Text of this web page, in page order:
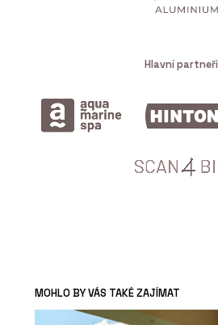
Hlavní partneři
MOHLO BY VÁS TAKÉ ZAJÍMAT